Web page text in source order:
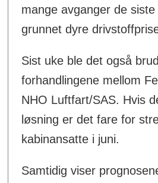
mange avganger de
grunnet dyre
Sist uke ble det også
forhandlingene mellom
NHO Luftfart/SAS. Hvis
løsning er det fare for
kabinansatte i juni.
Samtidig viser